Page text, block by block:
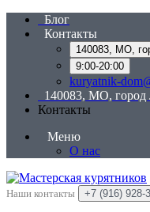
Блог
Контакты
140083, МО,
9:00-20:00
kuryatnik-
140083, МО, город
Контакты
Меню
О нас
Наши контакты +7 (916) 928-